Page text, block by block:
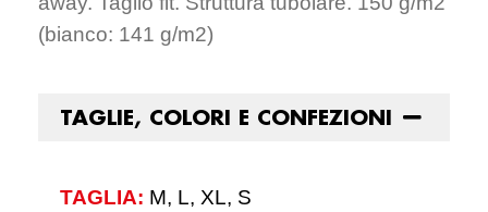
(bianco: 141 g/m2)
TAGLIE, COLORI E CONFEZIONI
TAGLIA: M, L, XL, S